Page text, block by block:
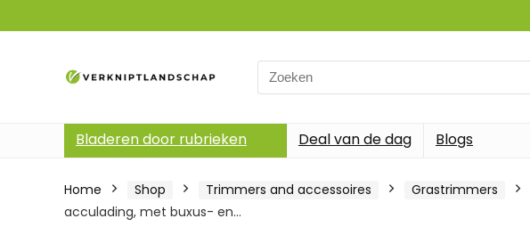
Search
for:
Bladeren door rubrieken Deal van de dag Blogs
Home Shop Trimmers and accessoires Grastrimmers
acculading, met buxus- en…